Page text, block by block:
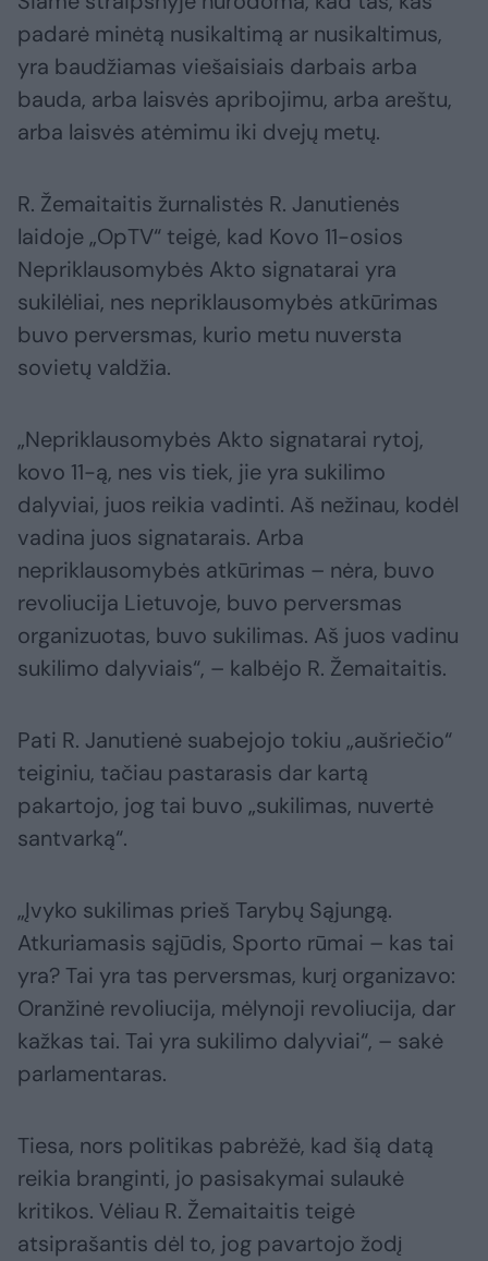
padarė minėtą nusikaltimą ar nusikaltimus,
yra baudžiamas viešaisiais darbais arba
bauda, arba laisvės apribojimu, arba areštu,
arba laisvės atėmimu iki dvejų metų.
R. Žemaitaitis žurnalistės R. Janutienės
laidoje „OpTV“ teigė, kad Kovo 11-osios
Nepriklausomybės Akto signatarai yra
sukilėliai, nes nepriklausomybės atkūrimas
buvo perversmas, kurio metu nuversta
sovietų valdžia.
„Nepriklausomybės Akto signatarai rytoj,
kovo 11-ą, nes vis tiek, jie yra sukilimo
dalyviai, juos reikia vadinti. Aš nežinau, kodėl
vadina juos signatarais. Arba
nepriklausomybės atkūrimas – nėra, buvo
revoliucija Lietuvoje, buvo perversmas
organizuotas, buvo sukilimas. Aš juos vadinu
sukilimo dalyviais“, – kalbėjo R. Žemaitaitis.
Pati R. Janutienė suabejojo tokiu „aušriečio“
teiginiu, tačiau pastarasis dar kartą
pakartojo, jog tai buvo „sukilimas, nuvertė
santvarką“.
„Įvyko sukilimas prieš Tarybų Sąjungą.
Atkuriamasis sąjūdis, Sporto rūmai – kas tai
yra? Tai yra tas perversmas, kurį organizavo:
Oranžinė revoliucija, mėlynoji revoliucija, dar
kažkas tai. Tai yra sukilimo dalyviai“, – sakė
parlamentaras.
Tiesa, nors politikas pabrėžė, kad šią datą
reikia branginti, jo pasisakymai sulaukė
kritikos. Vėliau R. Žemaitaitis teigė
atsiprašantis dėl to, jog pavartojo žodį